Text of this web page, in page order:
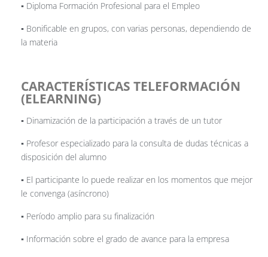
▪️ Diploma Formación Profesional para el Empleo
▪️ Bonificable en grupos, con varias personas, dependiendo de
la materia
CARACTERÍSTICAS TELEFORMACIÓN
(ELEARNING)
▪️ Dinamización de la participación a través de un tutor
▪️ Profesor especializado para la consulta de dudas técnicas a
disposición del alumno
▪️ El participante lo puede realizar en los momentos que mejor
le convenga (asíncrono)
▪️ Período amplio para su finalización
▪️ Información sobre el grado de avance para la empresa